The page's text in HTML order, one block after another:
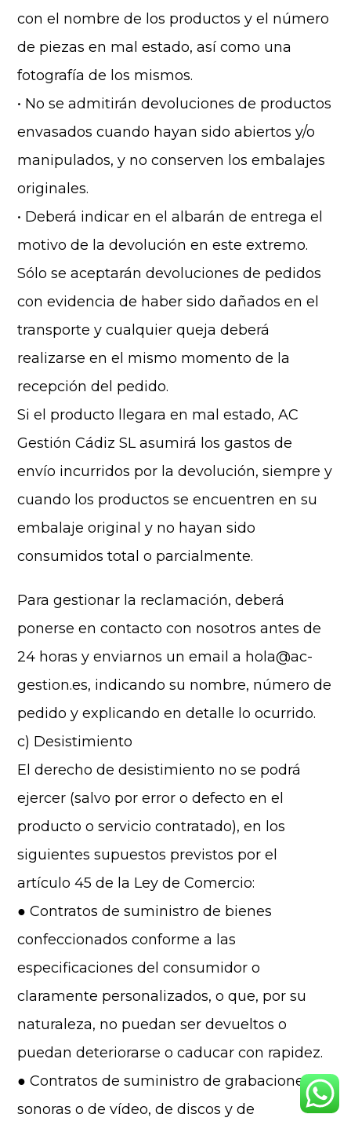
con el nombre de los productos y el número
de piezas en mal estado, así como una
fotografía de los mismos.
• No se admitirán devoluciones de productos
envasados cuando hayan sido abiertos y/o
manipulados, y no conserven los embalajes
originales.
• Deberá indicar en el albarán de entrega el
motivo de la devolución en este extremo.
Sólo se aceptarán devoluciones de pedidos
con evidencia de haber sido dañados en el
transporte y cualquier queja deberá
realizarse en el mismo momento de la
recepción del pedido.
Si el producto llegara en mal estado, AC
Gestión Cádiz SL asumirá los gastos de
envío incurridos por la devolución, siempre y
cuando los productos se encuentren en su
embalaje original y no hayan sido
consumidos total o parcialmente.
Para gestionar la reclamación, deberá
ponerse en contacto con nosotros antes de
24 horas y enviarnos un email a hola@ac-
gestion.es, indicando su nombre, número de
pedido y explicando en detalle lo ocurrido.
c) Desistimiento
El derecho de desistimiento no se podrá
ejercer (salvo por error o defecto en el
producto o servicio contratado), en los
siguientes supuestos previstos por el
artículo 45 de la Ley de Comercio:
● Contratos de suministro de bienes
confeccionados conforme a las
especificaciones del consumidor o
claramente personalizados, o que, por su
naturaleza, no puedan ser devueltos o
puedan deteriorarse o caducar con rapidez.
● Contratos de suministro de grabaciones
sonoras o de vídeo, de discos y de